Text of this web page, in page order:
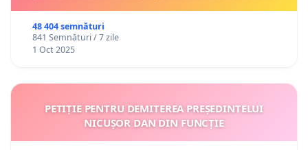
48 404 semnături
841 Semnături / 7 zile
1 Oct 2025
PETIȚIE PENTRU DEMITEREA PREȘEDINTELUI
NICUȘOR DAN DIN FUNCȚIE